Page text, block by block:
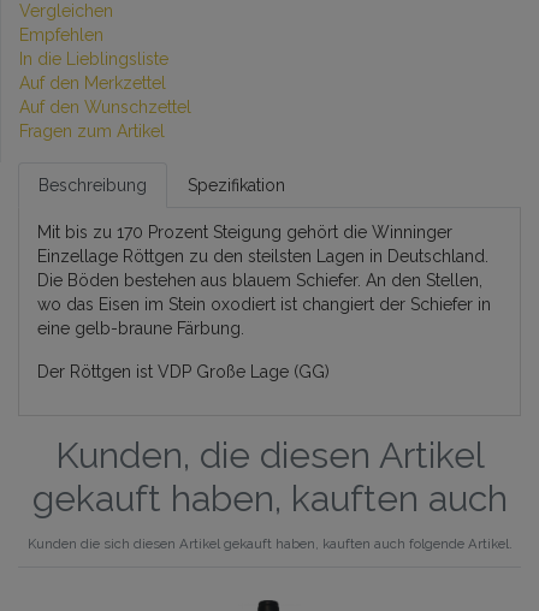
Vergleichen
Empfehlen
In die Lieblingsliste
Auf den Merkzettel
Auf den Wunschzettel
Fragen zum Artikel
Beschreibung Spezifikation
Mit bis zu 170 Prozent Steigung gehört die Winninger
Einzellage Röttgen zu den steilsten Lagen in Deutschland.
Die Böden bestehen aus blauem Schiefer. An den Stellen,
wo das Eisen im Stein oxodiert ist changiert der Schiefer in
eine gelb-braune Färbung.
Der Röttgen ist VDP Große Lage (GG)
Kunden, die diesen Artikel
gekauft haben, kauften auch
Kunden die sich diesen Artikel gekauft haben, kauften auch folgende Artikel.